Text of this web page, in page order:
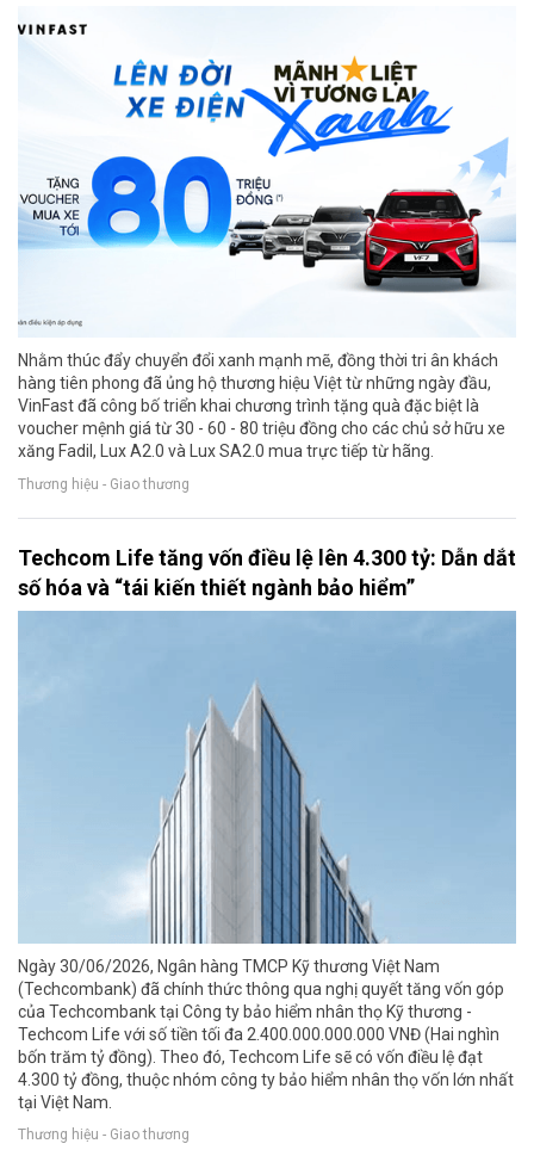
Nhằm thúc đẩy chuyển đổi xanh mạnh mẽ, đồng thời tri ân khách
hàng tiên phong đã ủng hộ thương hiệu Việt từ những ngày đầu,
VinFast đã công bố triển khai chương trình tặng quà đặc biệt là
voucher mệnh giá từ 30 - 60 - 80 triệu đồng cho các chủ sở hữu xe
xăng Fadil, Lux A2.0 và Lux SA2.0 mua trực tiếp từ hãng.
Thương hiệu - Giao thương
Techcom Life tăng vốn điều lệ lên 4.300 tỷ: Dẫn dắt
số hóa và “tái kiến thiết ngành bảo hiểm”
Ngày 30/06/2026, Ngân hàng TMCP Kỹ thương Việt Nam
(Techcombank) đã chính thức thông qua nghị quyết tăng vốn góp
của Techcombank tại Công ty bảo hiểm nhân thọ Kỹ thương -
Techcom Life với số tiền tối đa 2.400.000.000.000 VNĐ (Hai nghìn
bốn trăm tỷ đồng). Theo đó, Techcom Life sẽ có vốn điều lệ đạt
4.300 tỷ đồng, thuộc nhóm công ty bảo hiểm nhân thọ vốn lớn nhất
tại Việt Nam.
Thương hiệu - Giao thương